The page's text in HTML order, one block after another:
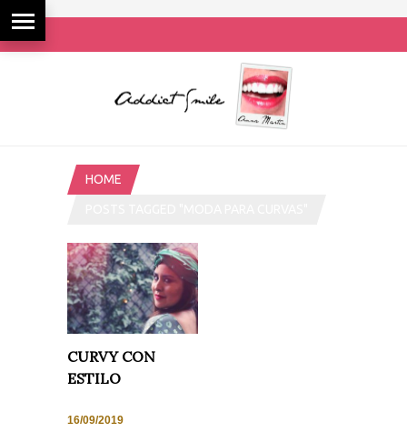
HOME
CURVY CON
ESTILO
16/09/2019